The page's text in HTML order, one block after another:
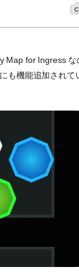
Map for Ingress
も機能追加されて